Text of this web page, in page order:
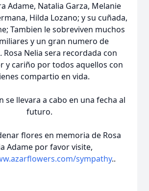
Adame, Natalia Garza, Melanie
Hilda Lozano; y su cuñada,
Tambien le sobreviven muchos
y un gran numero de
Rosa Nelia sera recordada con
y cariño por todos aquellos con
compartio en vida.
se llevara a cabo en una fecha al
futuro.
flores en memoria de Rosa
Adame por favor visite,
sympathy..